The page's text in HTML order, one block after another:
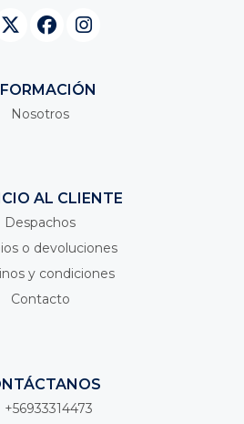
Nosotros
AL CLIENTE
Despachos
o devoluciones
y condiciones
Contacto
+56933314473